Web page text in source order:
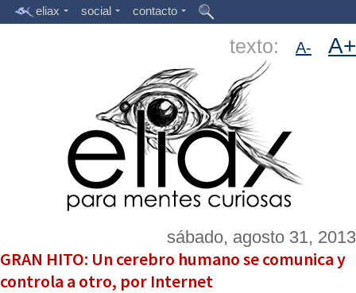
eliax social contacto
texto: A- A+
sábado, agosto 31, 2013
GRAN HITO: Un cerebro humano se comunica y
controla a otro, por Internet